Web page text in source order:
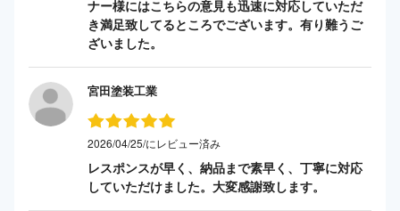
ナー様にはこちらの意見も迅速に対応していただ
き満足致してるところでございます。有り難うご
ざいました。
宮田塗装工業
2026/04/25/にレビュー済み
レスポンスが早く、納品まで素早く、丁寧に対応
していただけました。大変感謝致します。